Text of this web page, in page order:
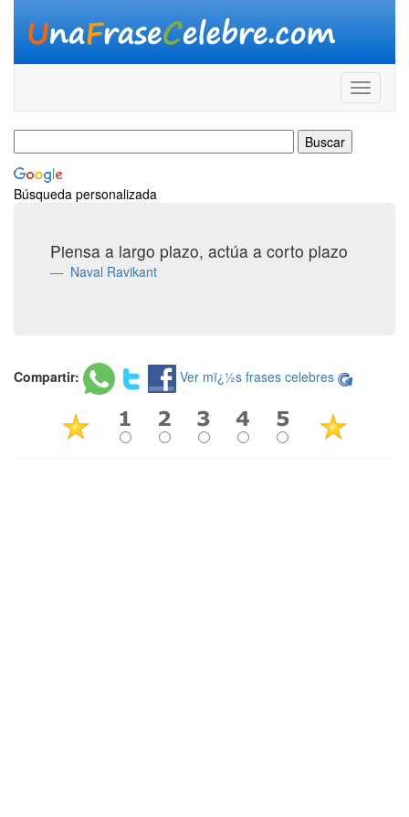
Búsqueda personalizada
Piensa a largo plazo, actúa a corto plazo
Naval Ravikant
Compartir: Ver mï¿½s frases celebres